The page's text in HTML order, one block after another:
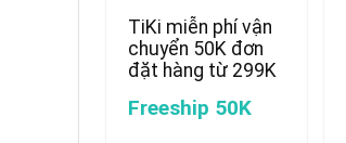
TiKi miễn phí vận
chuyển 50K đơn
đặt hàng từ 299K
Freeship 50K